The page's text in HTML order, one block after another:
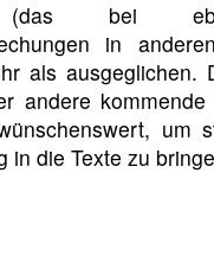
(das bei
in
als ausgeglichen.
andere kommende
um
in die Texte zu